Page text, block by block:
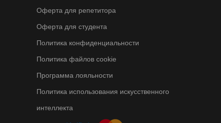
Оферта для репетитора
Оферта для студента
Политика конфиденциальности
Политика файлов cookie
Программа лояльности
Политика использования искусственного
интеллекта